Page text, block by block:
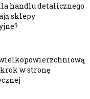
handlu detalicznego
sklepy
krok w stronę